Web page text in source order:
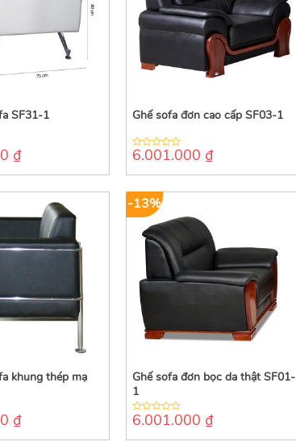
SF31-1
₫
Ghế sofa đơn cao cấp SF03-1
0
of
6.001.000 ₫
khung thép mạ
₫
-13%
Ghế sofa đơn bọc da thật SF01-
1
0
of
6.001.000 ₫